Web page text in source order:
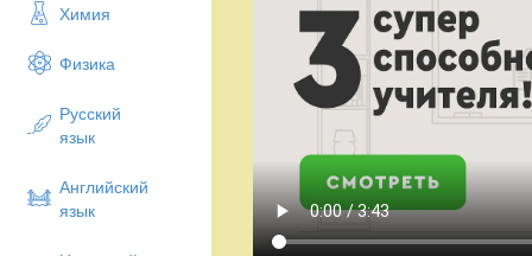
Химия
Физика
Русский
язык
Английский
язык